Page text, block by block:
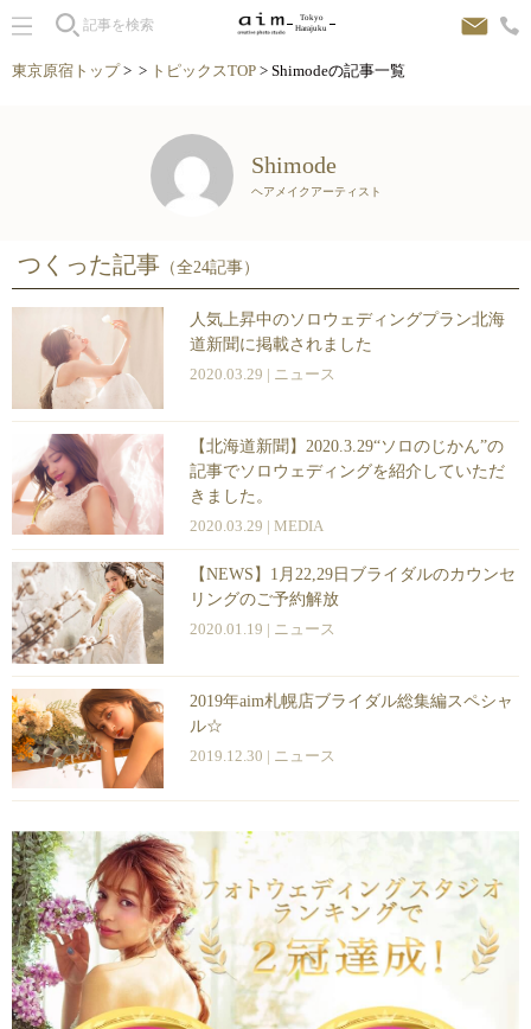
Tokyo
Harajuku
東京原宿トップ> > トピックスTOP > Shimodeの記事一覧
Shimode
ヘアメイクアーティスト
つくった記事 （全24記事）
人気上昇中のソロウェディングプラン北海
道新聞に掲載されました
2020.03.29 | ニュース
【北海道新聞】2020.3.29“ソロのじかん”の
記事でソロウェディングを紹介していただ
きました。
2020.03.29 | MEDIA
【NEWS】1月22,29日ブライダルのカウンセ
リングのご予約解放
2020.01.19 | ニュース
2019年aim札幌店ブライダル総集編スペシャ
ル☆
2019.12.30 | ニュース